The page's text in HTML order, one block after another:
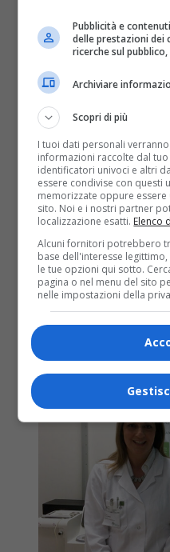
Attualità 5 anni fa
Oncologia
della
anni
Ieri come oggi a
Pubblicità e
delle prestazioni dei
ricerche sul
Archiviare
Scopri di più
I tuoi dati personali
informazioni raccolte dal
identificatori univoci e altri
essere condivise con questi
memorizzate oppure
sito. Noi e i nostri partner
localizzazione esatti. Elenco
Alcuni fornitori potrebbero
base dell'interesse
le tue opzioni qui sotto.
pagina o nel menu del sito
nelle impostazioni della